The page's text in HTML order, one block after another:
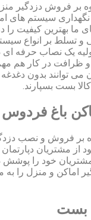
بر فروش دزدگیر
سیستم های
ما بهترین کیفیت را
و تسلط بر انواع
یک نصاب حرفه ای
در کار هم
می توانند بدون
بست بسپارند.
باغ فردوس
بر فروش و نصب
از مشتریان دپارتمان
مشتریان خود را
اماکن و منزل را به
بست